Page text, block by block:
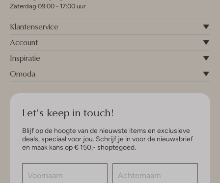
Zaterdag 09:00 - 17:00 uur
Klantenservice
Account
Inspiratie
Omoda
Let's keep in touch!
Blijf op de hoogte van de nieuwste items en exclusieve
deals, speciaal voor jou. Schrijf je in voor de nieuwsbrief
en maak kans op € 150,- shoptegoed.